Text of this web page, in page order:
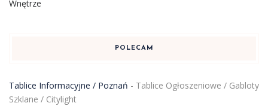
Wnętrze
POLECAM
Tablice Informacyjne / Poznań - Tablice Ogłoszeniowe / Gabloty
Szklane / Citylight